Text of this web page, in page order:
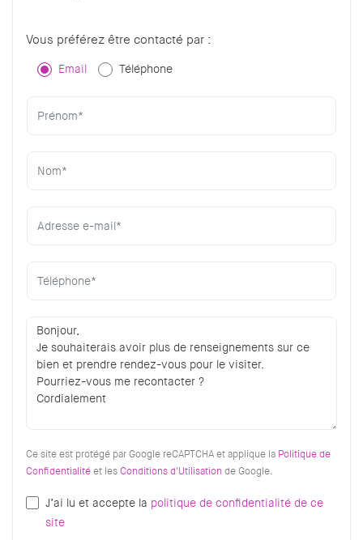
Vous préférez être contacté par :
Email Téléphone
Ce site est protégé par Google reCAPTCHA et applique la Politique de
Confidentialitéet lesConditions d'Utilisation de Google.
J’ai lu et accepte la politique de confidentialité de ce
site